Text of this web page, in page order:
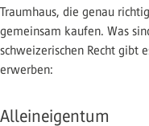
Traumhaus, die genau
gemeinsam kaufen. Was
schweizerischen Recht gibt
erwerben:
Alleineigentum